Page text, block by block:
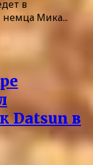
в
немца Мика...
Datsun в